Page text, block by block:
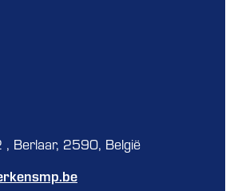
Berlaar, 2590, België